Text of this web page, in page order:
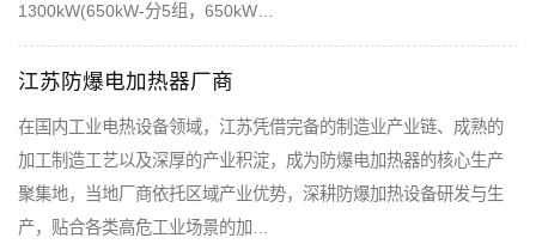
1300kW(650kW-分5组，650kW…
江苏防爆电加热器厂商
在国内工业电热设备领域，江苏凭借完备的制造业产业链、成熟的
加工制造工艺以及深厚的产业积淀，成为防爆电加热器的核心生产
聚集地，当地厂商依托区域产业优势，深耕防爆加热设备研发与生
产，贴合各类高危工业场景的加…